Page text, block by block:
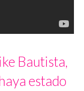
Bautista,
estado